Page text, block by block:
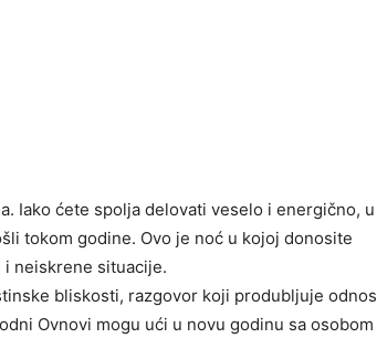
Iako ćete spolja delovati veselo i energično, u
tokom godine. Ovo je noć u kojoj donosite
neiskrene situacije.
bliskosti, razgovor koji produbljuje odnos
Ovnovi mogu ući u novu godinu sa osobom